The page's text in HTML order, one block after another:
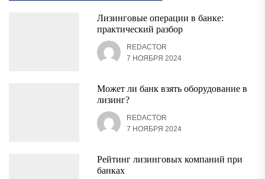
Лизинговые операции в банке:
практический разбор
REDACTOR
7 НОЯБРЯ 2024
Может ли банк взять оборудование в
лизинг?
REDACTOR
7 НОЯБРЯ 2024
Рейтинг лизинговых компаний при
банках